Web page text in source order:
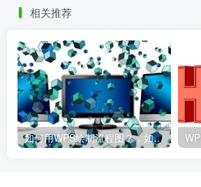
相关推荐
如何用WPS绘制流程图？，如何用wps绘制流程图并保存